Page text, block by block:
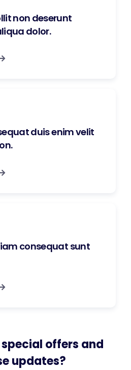
non deserunt
dolor.
duis enim velit
consequat sunt
offers and
updates?